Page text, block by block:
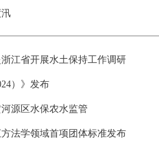
江省开展水土保持工作调研
）》发布
源区水保农水监管
法学领域首项团体标准发布